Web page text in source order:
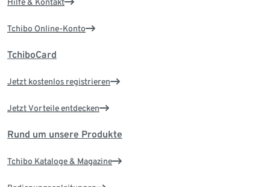
Hilfe & Kontakt
Tchibo Online-Konto
TchiboCard
Jetzt kostenlos registrieren
Jetzt Vorteile entdecken
Rund um unsere Produkte
Tchibo Kataloge & Magazine